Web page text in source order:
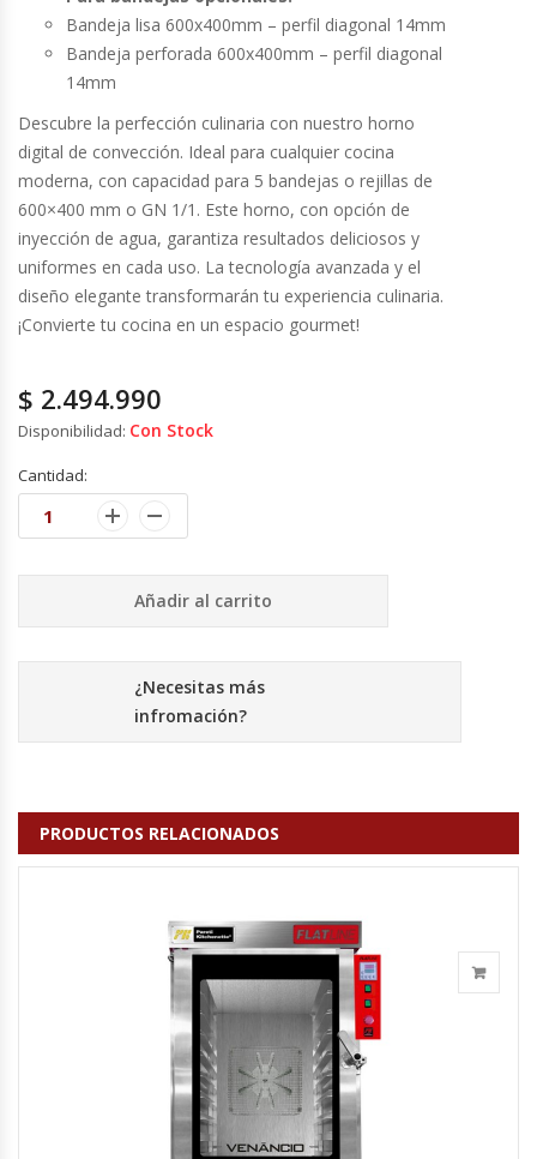
Fabricadoras De Hielo
Formadora De Pizza
Freidoras Industriales
Frigobar
Granizadoras
Hervidores / Percoladores
Hornos A Piso Y Pizzeros
Hornos Cocción Acelerada
Hornos Eléctricos
Hornos Turbos / Convectores
Hornos Industriales
Laminadora De Masas
Lavavajillas
Mesones De Trabajo
Mesones Refrigerados
Mesones Saladette
Módulos De Acero Inoxidable
Bandeja lisa 600x400mm – perfil diagonal 14mm
Bandeja perforada 600x400mm – perfil diagonal
14mm
Descubre la perfección culinaria con nuestro horno
digital de convección. Ideal para cualquier cocina
moderna, con capacidad para 5 bandejas o rejillas de
600×400 mm o GN 1/1. Este horno, con opción de
inyección de agua, garantiza resultados deliciosos y
uniformes en cada uso. La tecnología avanzada y el
diseño elegante transformarán tu experiencia culinaria.
¡Convierte tu cocina en un espacio gourmet!
$ 2.494.990
Disponibilidad: Con Stock
Cantidad:
Añadir al carrito
¿Necesitas más
infromación?
PRODUCTOS RELACIONADOS